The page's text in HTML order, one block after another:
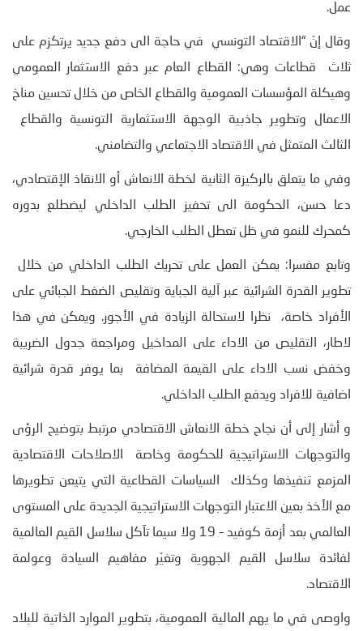
عمل.
وقال إنّ “الاقتصاد التونسي في حاجة الى دفع جديد يرتكزم على
ثلاث قطاعات وهي: القطاع العام عبر دفع الاستثمار العمومي
وهيكلة المؤسسات العمومية والقطاع الخاص من خلال تحسين مناخ
الاعمال وتطوير جاذبية الوجهة الاستثمارية التونسية والقطاع
الثالث المتمثل في الاقتصاد الاجتماعي والتضامني.
وفي ما يتعلق بالركيزة الثانية لخطة الانعاش أو الانقاذ الإقتصادي،
دعا حسن، الحكومة الى تحفيز الطلب الداخلي ليضطلع بدوره
كمحرك للنمو في ظل تعطل الطلب الخارجي.
وتابع مفسرا: يمكن العمل على تحريك الطلب الداخلي من خلال
تطوير القدرة الشرائية عبر آلية الجباية وتقليص الضغط الجبائي على
الأفراد خاصة، نظرا لاستحالة الزيادة في الأجور. ويمكن في هذا
لاطار، التقليص من الاداء على المداخيل ومراجعة جدول الضريبة
وخفض نسب الاداء على القيمة المضافة بما يوفر قدرة شرائية
اضافية للافراد ويدفع الطلب الداخلي.
و أشار إلى أن نجاح خطة الانعاش الاقتصادي مرتبط بتوضيح الرؤى
والتوجهات الاستراتيجية للحكومة وخاصة الاصلاحات الاقتصادية
المزمع تنفيذها وكذلك السياسات القطاعية التي يتيعن تطويرها
مع الأخذ بعين الاعتبار التوجهات الاستراتيجية الجديدة على المستوى
العالمي بعد أزمة كوفيد – 19 ولا سيما تآكل سلاسل القيم العالمية
لفائدة سلاسل القيم الجهوية وتغيّر مفاهيم السيادة وعولمة
الاقتصاد.
واوصى في ما يهم المالية العمومية، بتطوير الموارد الذاتية للبلاد